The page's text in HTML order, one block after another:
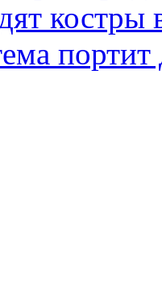
костры